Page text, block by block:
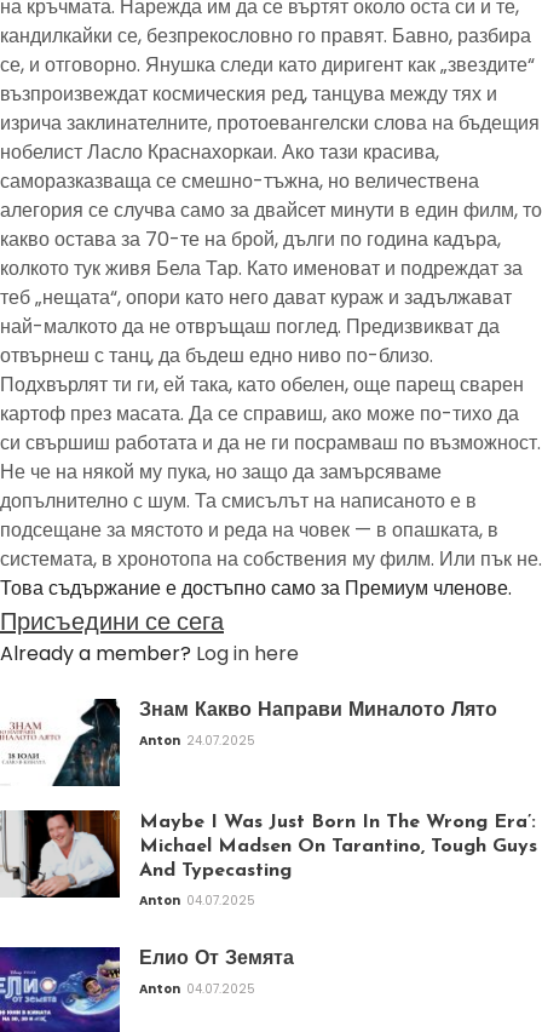
на кръчмата. Нарежда им да се въртят около оста си и те,
кандилкайки се, безпрекословно го правят. Бавно, разбира
се, и отговорно. Янушка следи като диригент как „звездите“
възпроизвеждат космическия ред, танцува между тях и
изрича заклинателните, протоевангелски слова на бъдещия
нобелист Ласло Краснахоркаи. Ако тази красива,
саморазказваща се смешно-тъжна, но величествена
алегория се случва само за двайсет минути в един филм, то
какво остава за 70-те на брой, дълги по година кадъра,
колкото тук живя Бела Тар. Като именоват и подреждат за
теб „нещата“, опори като него дават кураж и задължават
най-малкото да не отвръщаш поглед. Предизвикват да
отвърнеш с танц, да бъдеш едно ниво по-близо.
Подхвърлят ти ги, ей така, като обелен, още парещ сварен
картоф през масата. Да се справиш, ако може по-тихо да
си свършиш работата и да не ги посрамваш по възможност.
Не че на някой му пука, но защо да замърсяваме
допълнително с шум. Та смисълът на написаното е в
подсещане за мястото и реда на човек — в опашката, в
системата, в хронотопа на собствения му филм. Или пък не.
Това съдържание е достъпно само за Премиум членове.
Присъедини се сега
Already a member? Log in here
Знам Какво Направи Миналото Лято
Anton 24.07.2025
Maybe I Was Just Born In The Wrong Era’:
Michael Madsen On Tarantino, Tough Guys
And Typecasting
Anton 04.07.2025
Елио От Земята
Anton 04.07.2025